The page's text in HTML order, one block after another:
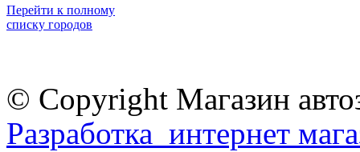
Перейти к полному
списку городов
© Copyright Магазин
Разработка интернет